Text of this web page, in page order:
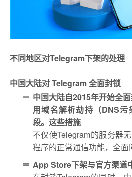
不同地区对Telegram下架的处理
中国大陆对 Telegram 全面封锁
中国大陆自2015年开始全
用域名解析劫持（DNS
段。这些措施
不仅使Telegram的服务器
程序的正常通信功能，全面
App Store下架与官方渠道